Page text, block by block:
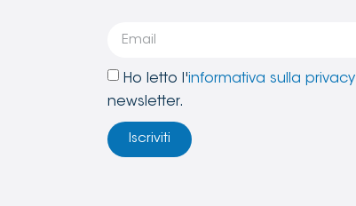
Ho letto l'informativa sulla privacy
newsletter.
Iscriviti